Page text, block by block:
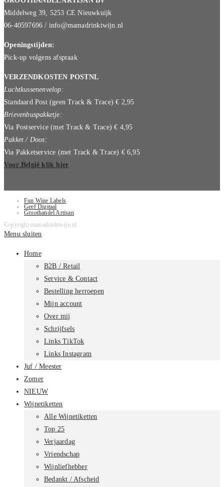
Middelweg 39, 5253 CE Nieuwkuijk
06-40597696 / info@mamadrinktwijn.nl
Openingstijden:
Pick-up volgens afspraak
VERZENDKOSTEN POSTNL
Luchtkussenenvelop:
Standaard Post (geen Track & Trace) € 2,95
Brievenbuspakketje:
Via Postservice (met Track & Trace) € 4,95
Pakket / Doos:
Via Pakketservice (met Track & Trace) € 6,95
Voor België klik hier
Fun Wine Labels
Geef Digitaal
Groothandel Artisan
Copyright mamadrinktwijn.nl
Menu sluiten
Home
B2B / Retail
Service & Contact
Bestelling herroepen
Mijn account
Over mij
Schrijfsels
Links TikTok
Links Instagram
Juf / Meester
Zomer
NIEUW
Wijnetiketten
Alle Wijnetiketten
Top 25
Verjaardag
Vriendschap
Wijnliefhebber
Bedankt / Afscheid